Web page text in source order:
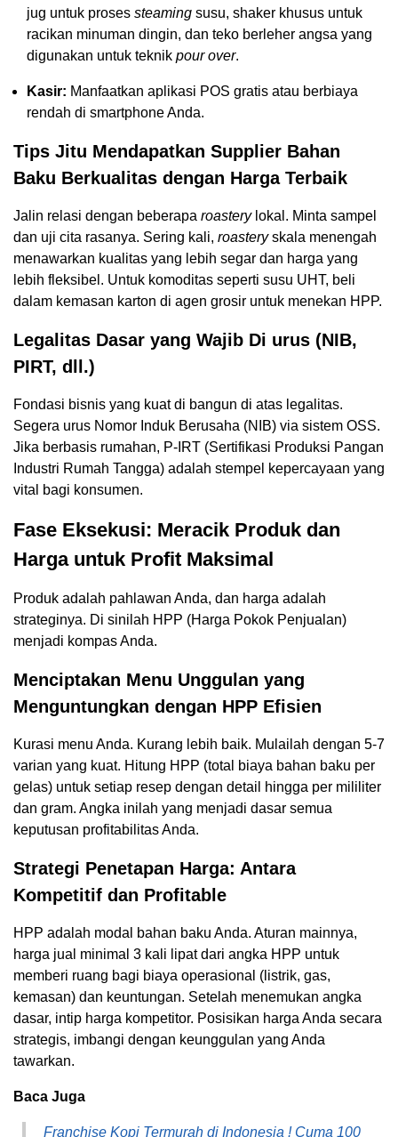
jug untuk proses steaming susu, shaker khusus untuk
racikan minuman dingin, dan teko berleher angsa yang
digunakan untuk teknik pour over.
Kasir: Manfaatkan aplikasi POS gratis atau berbiaya
rendah di smartphone Anda.
Tips Jitu Mendapatkan Supplier Bahan
Baku Berkualitas dengan Harga Terbaik
Jalin relasi dengan beberapa roasterylokal. Minta sampel
dan uji cita rasanya. Sering kali, roasteryskala menengah
menawarkan kualitas yang lebih segar dan harga yang
lebih fleksibel. Untuk komoditas seperti susu UHT, beli
dalam kemasan karton di agen grosir untuk menekan HPP.
Legalitas Dasar yang Wajib Di urus (NIB,
PIRT, dll.)
Fondasi bisnis yang kuat di bangun di atas legalitas.
Segera urus Nomor Induk Berusaha (NIB) via sistem OSS.
Jika berbasis rumahan, P-IRT (Sertifikasi Produksi Pangan
Industri Rumah Tangga) adalah stempel kepercayaan yang
vital bagi konsumen.
Fase Eksekusi: Meracik Produk dan
Harga untuk Profit Maksimal
Produk adalah pahlawan Anda, dan harga adalah
strateginya. Di sinilah HPP (Harga Pokok Penjualan)
menjadi kompas Anda.
Menciptakan Menu Unggulan yang
Menguntungkan dengan HPP Efisien
Kurasi menu Anda. Kurang lebih baik. Mulailah dengan 5-7
varian yang kuat. Hitung HPP (total biaya bahan baku per
gelas) untuk setiap resep dengan detail hingga per mililiter
dan gram. Angka inilah yang menjadi dasar semua
keputusan profitabilitas Anda.
Strategi Penetapan Harga: Antara
Kompetitif dan Profitable
HPP adalah modal bahan baku Anda. Aturan mainnya,
harga jual minimal 3 kali lipat dari angka HPP untuk
memberi ruang bagi biaya operasional (listrik, gas,
kemasan) dan keuntungan. Setelah menemukan angka
dasar, intip harga kompetitor. Posisikan harga Anda secara
strategis, imbangi dengan keunggulan yang Anda
tawarkan.
Baca Juga
Franchise Kopi Termurah di Indonesia ! Cuma 100